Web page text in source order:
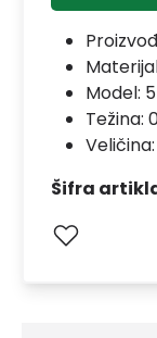
Model:
Težina:
Šifra